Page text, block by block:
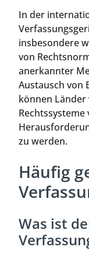
In der
insbesondere
von
anerkannter
Austausch von
können
zu werden.
Häufig
Was ist